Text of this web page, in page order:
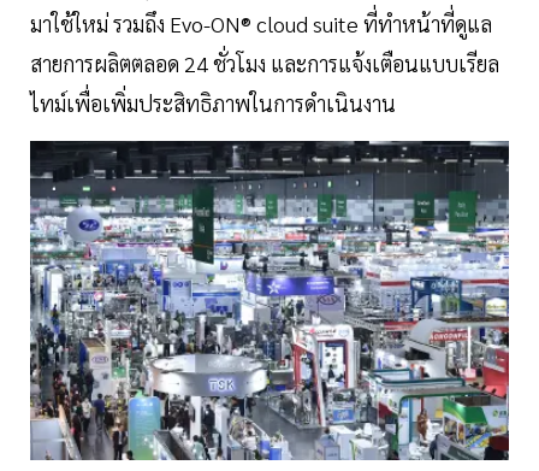
มาใช้ใหม่ รวมถึง Evo-ON® cloud suite ที่ทำหน้าที่ดูแล
สายการผลิตตลอด 24 ชั่วโมง และการแจ้งเตือนแบบเรียล
ไทม์เพื่อเพิ่มประสิทธิภาพในการดำเนินงาน